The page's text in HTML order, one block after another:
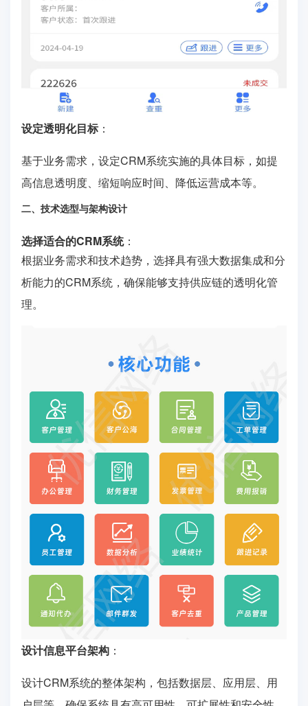
设定透明化目标：
基于业务需求，设定CRM系统实施的具体目标，如提
高信息透明度、缩短响应时间、降低运营成本等。
二、技术选型与架构设计
选择适合的CRM系统：
根据业务需求和技术趋势，选择具有强大数据集成和分
析能力的CRM系统，确保能够支持供应链的透明化管
理。
设计信息平台架构 ：
设计CRM系统的整体架构，包括数据层、应用层、用